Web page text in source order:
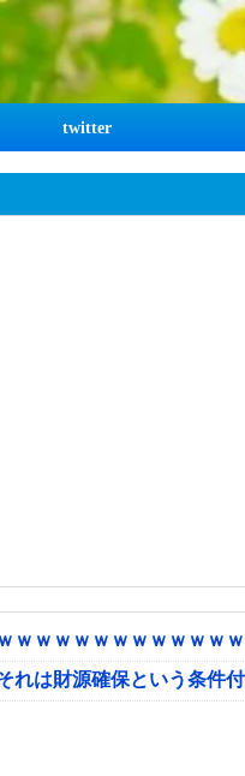
twitter
ｗｗｗｗｗｗｗｗｗｗｗ
は財源確保という条件付